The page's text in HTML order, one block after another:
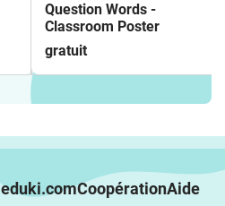
Question Words -
Classroom Poster
gratuit
eduki.comCoopérationAide